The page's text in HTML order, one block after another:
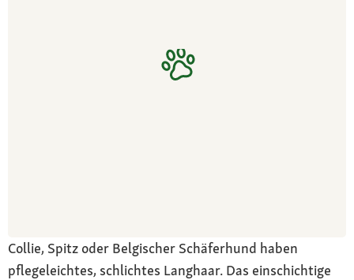
Collie, Spitz oder Belgischer Schäferhund haben
pflegeleichtes, schlichtes Langhaar. Das einschichtige